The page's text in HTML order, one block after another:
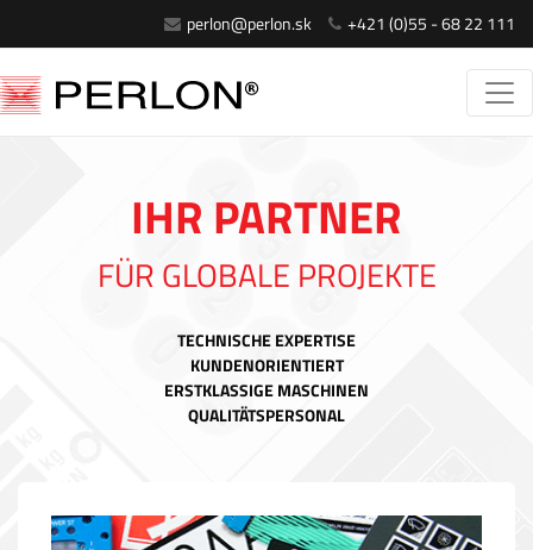
perlon@perlon.sk +421 (0)55 - 68 22 111
IHR PARTNER
FÜR GLOBALE PROJEKTE
TECHNISCHE EXPERTISE
KUNDENORIENTIERT
ERSTKLASSIGE MASCHINEN
QUALITÄTSPERSONAL